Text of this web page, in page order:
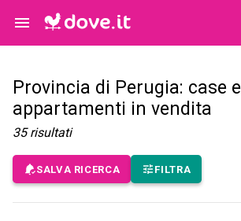
Provincia di Perugia: case e
appartamenti in vendita
35 risultati
SALVA RICERCA FILTRA